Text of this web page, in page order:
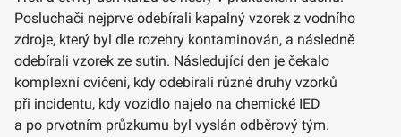
Posluchači nejprve odebírali kapalný vzorek z vodního
zdroje, který byl dle rozehry kontaminován, a následně
odebírali vzorek ze sutin. Následující den je čekalo
komplexní cvičení, kdy odebírali různé druhy vzorků
při incidentu, kdy vozidlo najelo na chemické IED
a po prvotním průzkumu byl vyslán odběrový tým.